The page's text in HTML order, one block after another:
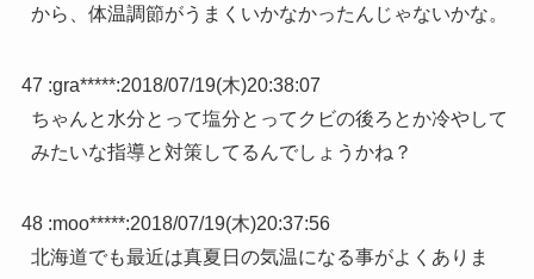
から、体温調節がうまくいかなかったんじゃないかな。
47 :gra*****:2018/07/19(木)20:38:07
ちゃんと水分とって塩分とってクビの後ろとか冷やして
みたいな指導と対策してるんでしょうかね？
48 :moo*****:2018/07/19(木)20:37:56
北海道でも最近は真夏日の気温になる事がよくありま